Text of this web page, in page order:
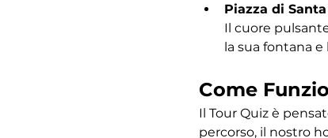
Piazza di
Il cuore
la sua fontana
Come
Il Tour Quiz è
percorso, il nostro